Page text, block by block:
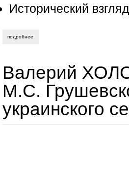
Исторический взгляд
подробнее
Валерий
М.С.
украинского